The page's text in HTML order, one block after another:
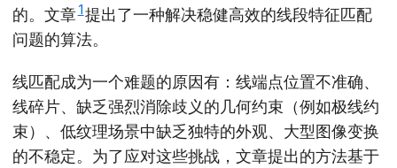
的。文章1提出了一种解决稳健高效的线段特征匹配
问题的算法。
线匹配成为一个难题的原因有：线端点位置不准确、
线碎片、缺乏强烈消除歧义的几何约束（例如极线约
束）、低纹理场景中缺乏独特的外观、大型图像变换
的不稳定。为了应对这些挑战，文章提出的方法基于